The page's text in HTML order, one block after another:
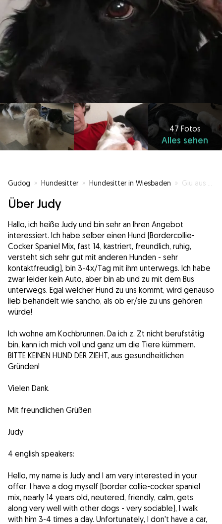
47 Fotos
Alles sehen
Gudog » Hundesitter » Hundesitter in Wiesbaden » Giu aus Wiesbaden
Über Judy
Hallo, ich heiße Judy und bin sehr an Ihren Angebot
interessiert. Ich habe selber einen Hund (Bordercollie-
Cocker Spaniel Mix, fast 14, kastriert, freundlich, ruhig,
versteht sich sehr gut mit anderen Hunden - sehr
kontaktfreudig), bin 3-4x/Tag mit ihm unterwegs. Ich habe
zwar leider kein Auto, aber bin ab und zu mit dem Bus
unterwegs. Egal welcher Hund zu uns kommt, wird genauso
lieb behandelt wie sancho, als ob er/sie zu uns gehören
würde!
Ich wohne am Kochbrunnen. Da ich z. Zt nicht berufstätig
bin, kann ich mich voll und ganz um die Tiere kümmern.
BITTE KEINEN HUND DER ZIEHT, aus gesundheitlichen
Gründen!
Vielen Dank.
Mit freundlichen Grüßen
Judy
4 english speakers:
Hello, my name is Judy and I am very interested in your
offer. I have a dog myself (border collie-cocker spaniel
mix, nearly 14 years old, neutered, friendly, calm, gets
along very well with other dogs - very sociable), I walk
with him 3-4 times a day. Unfortunately, I don't have a car,